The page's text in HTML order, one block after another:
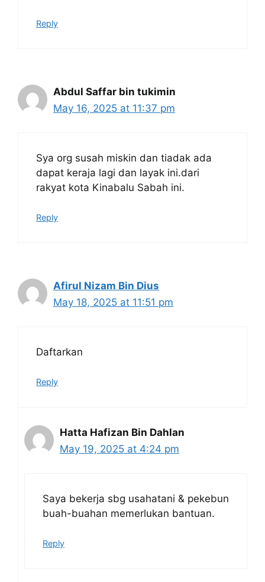
Reply
Abdul Saffar bin tukimin
May 16, 2025 at 11:37 pm
Sya org susah miskin dan tiadak ada
dapat keraja lagi dan layak ini.dari
rakyat kota Kinabalu Sabah ini.
Reply
Afirul Nizam Bin Dius
May 18, 2025 at 11:51 pm
Daftarkan
Reply
Hatta Hafizan Bin Dahlan
May 19, 2025 at 4:24 pm
Saya bekerja sbg usahatani & pekebun
buah-buahan memerlukan bantuan.
Reply